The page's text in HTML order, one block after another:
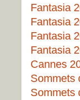
Fantasia
Fantasia
Fantasia
Fantasia
Cannes
Sommets
Sommets